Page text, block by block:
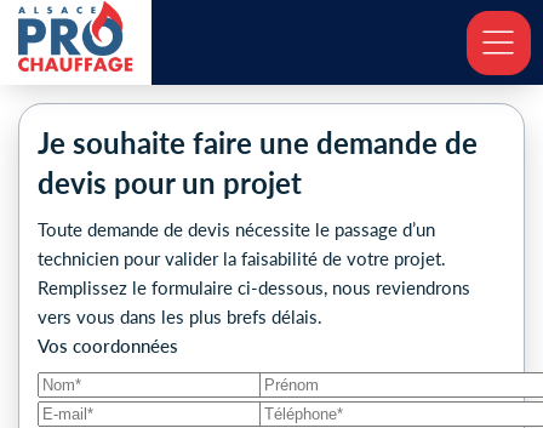
Je souhaite faire une demande de
devis pour un projet
Toute demande de devis nécessite le passage d’un
technicien pour valider la faisabilité de votre projet.
Remplissez le formulaire ci-dessous, nous reviendrons
vers vous dans les plus brefs délais.
Vos coordonnées